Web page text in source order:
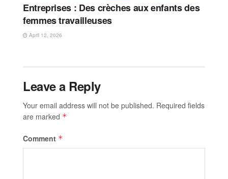
Entreprises : Des crèches aux enfants des
femmes travailleuses
April 12, 2026
Leave a Reply
Your email address will not be published. Required fields
are marked *
Comment *